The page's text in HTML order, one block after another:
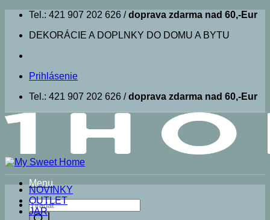
Skip
content
Tel.: 421 907 202 626 /doprava zdarma nad 60,-Eur
DEKORÁCIE A DOPLNKY DO DOMU A BYTU
Prihlásenie
Tel.: 421 907 202 626 /doprava zdarma nad 60,-Eur
Menu
Products
search
NOVINKY
OUTLET
JAR